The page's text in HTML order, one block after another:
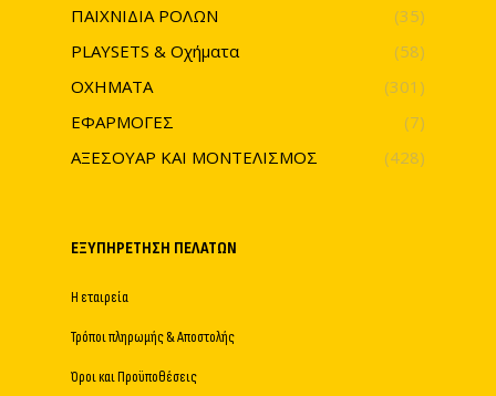
ΠΑΙΧΝΙΔΙΑ ΡΟΛΩΝ
(35)
PLAYSETS & Οχήματα
(58)
ΟΧΗΜΑΤΑ
(301)
ΕΦΑΡΜΟΓΕΣ
(7)
ΑΞΕΣΟΥΑΡ ΚΑΙ ΜΟΝΤΕΛΙΣΜΟΣ
(428)
ΕΞΥΠΗΡΈΤΗΣΗ ΠΕΛΑΤΏΝ
Η εταιρεία
Τρόποι πληρωμής & Αποστολής
Όροι και Προϋποθέσεις